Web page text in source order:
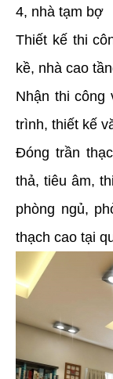
4, nhà tạm bợ
Thiết kế thi
kề, nhà cao
Nhận thi công
trình, thiết kế
Đóng trần
thả, tiêu âm,
phòng ngủ,
thạch cao tại